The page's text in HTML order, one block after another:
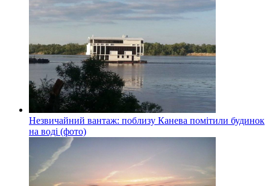
Незвичайний вантаж: поблизу Канева помітили будинок
на воді (фото)